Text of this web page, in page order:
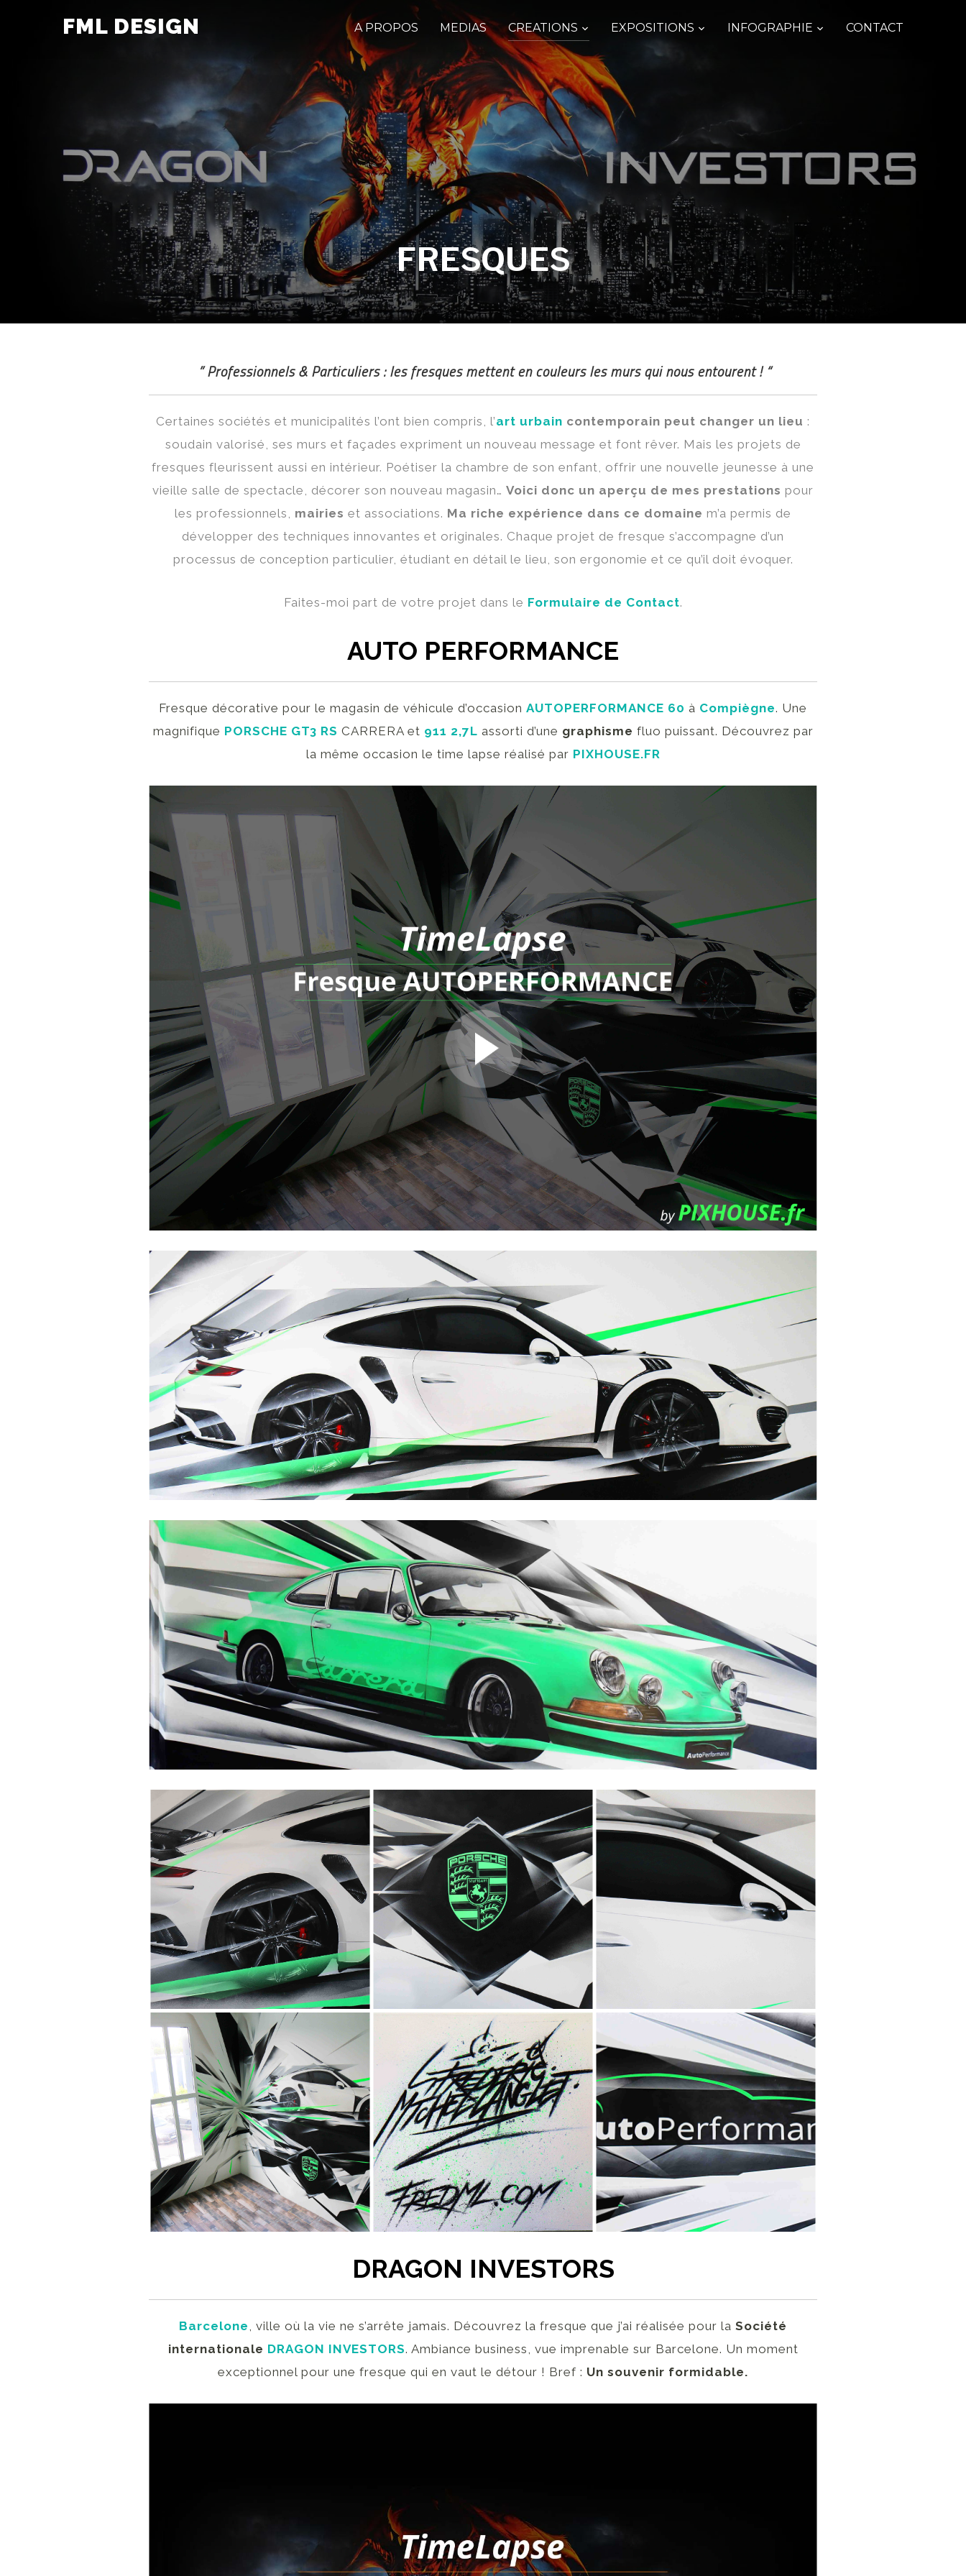
FML DESIGN A PROPOS MEDIAS CREATIONS EXPOSITIONS INFOGRAPHIE CONTACT
FRESQUES
” Professionnels & Particuliers : les fresques mettent en couleurs les murs qui nous entourent ! “
Certaines sociétés et municipalités l’ont bien compris, l’art urbain contemporain peut changer un lieu :
soudain valorisé, ses murs et façades expriment un nouveau message et font rêver. Mais les projets de
fresques fleurissent aussi en intérieur. Poétiser la chambre de son enfant, offrir une nouvelle jeunesse à une
vieille salle de spectacle, décorer son nouveau magasin… Voici donc un aperçu de mes prestations pour
les professionnels, mairies et associations. Ma riche expérience dans ce domaine m’a permis de
développer des techniques innovantes et originales. Chaque projet de fresque s’accompagne d’un
processus de conception particulier, étudiant en détail le lieu, son ergonomie et ce qu’il doit évoquer.
Faites-moi part de votre projet dans le Formulaire de Contact.
AUTO PERFORMANCE
Fresque décorative pour le magasin de véhicule d’occasion AUTOPERFORMANCE 60 à Compiègne. Une
magnifique PORSCHE GT3 RS CARRERA et 911 2,7L assorti d’une graphisme fluo puissant. Découvrez par
la même occasion le time lapse réalisé par PIXHOUSE.FR
AUTOPERFORMANCE
- Collection "Fresques" -
- Type : Prestation -
AUTOPERFORMANCE
- Collection "Fresques" -
- Type : Prestation -
AUTOPERFORMA
NCE
- Collection "Fresques" -
- Type : Prestation -
AUTOPERFORMA
NCE
- Collection "Fresques" -
- Type : Prestation -
AUTOPERFORMA
- Collection "Fresques" -
AUTOPERFORMA
NCE
- Collection "Fresques" -
- Type : Prestation -
AUTOPERFORMA
NCE
- Collection "Fresques" -
- Type : Prestation -
AUTOPERFORMA
NCE
- Collection "Fresques" -
- Type : Prestation -
DRAGON INVESTORS
Barcelone, ville où la vie ne s’arrête jamais. Découvrez la fresque que j’ai réalisée pour la Société
internationale DRAGON INVESTORS. Ambiance business, vue imprenable sur Barcelone. Un moment
exceptionnel pour une fresque qui en vaut le détour ! Bref : Un souvenir formidable.